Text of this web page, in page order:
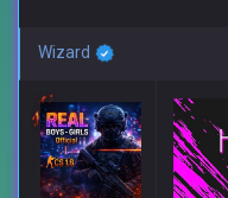
Wizard